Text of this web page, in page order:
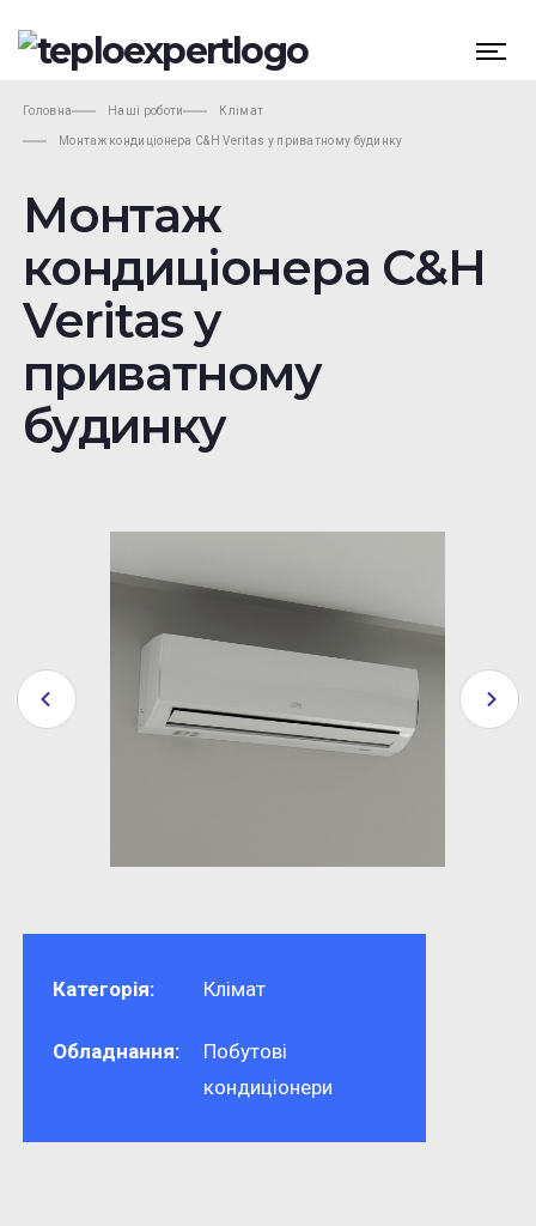
Головна Наші роботи Клімат
Монтаж кондиціонера C&H Veritas у приватному будинку
Монтаж
кондиціонера C&H
Veritas у
приватному
будинку
Категорія: Клімат
Обладнання:
Побутові
кондиціонери